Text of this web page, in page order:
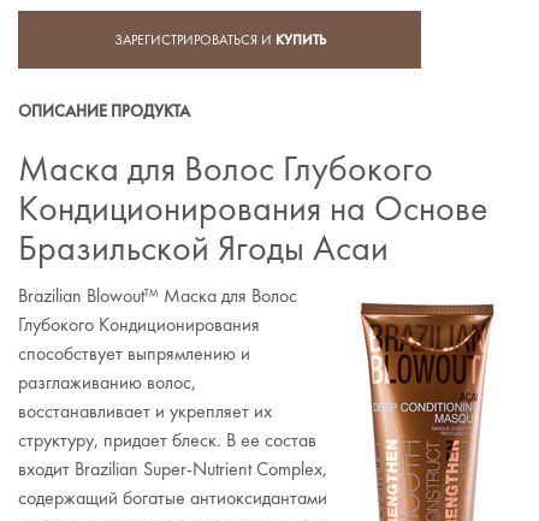
ЗАРЕГИСТРИРОВАТЬСЯ И КУПИТЬ
ОПИСАНИЕ ПРОДУКТА
Маска для Волос Глубокого
Кондиционирования на Основе
Бразильской Ягоды Асаи
Brazilian Blowout™ Маска для Волос
Глубокого Кондиционирования
способствует выпрямлению и
разглаживанию волос,
восстанавливает и укрепляет их
структуру, придает блеск. В ее состав
входит Brazilian Super-Nutrient Complex,
содержащий богатые антиоксидантами